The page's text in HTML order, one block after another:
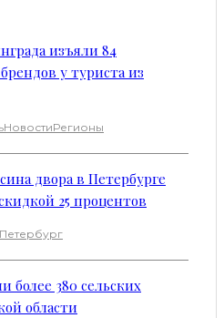
изъяли 84
у туриста из
НовостиРегионы
двора в Петербурге
25 процентов
более 380 сельских
области